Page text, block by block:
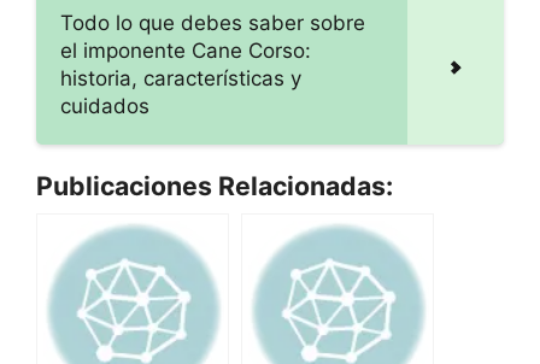
Todo lo que debes saber sobre
el imponente Cane Corso:
historia, características y
cuidados
Publicaciones Relacionadas: